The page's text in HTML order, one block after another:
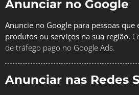
Anunciar no Google
Anuncie no Google para pessoas que
produtos ou serviços na sua região.
de tráfego pago no Google Ads.
Anunciar nas Redes